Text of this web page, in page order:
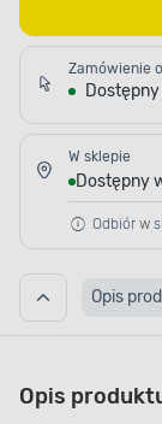
Zamówienie
Dostępny
W sklepie
Dostępny
Odbiór w
Opis
Opis